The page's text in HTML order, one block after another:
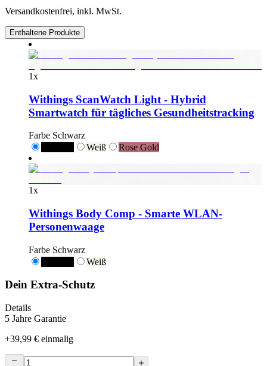
Versandkostenfrei, inkl. MwSt.
Enthaltene Produkte
1x
Withings ScanWatch Light - Hybrid
Smartwatch für tägliches Gesundheitstracking
Farbe Schwarz
Weiß Rose Gold
1x
Withings Body Comp - Smarte WLAN-
Personenwaage
Farbe Schwarz
Weiß
Dein Extra-Schutz
Details
5 Jahre Garantie
+39,99 € einmalig